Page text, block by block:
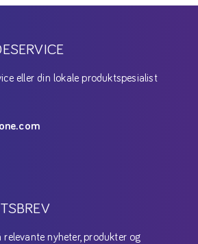
eller din lokale produktspesialist
nyheter, produkter og